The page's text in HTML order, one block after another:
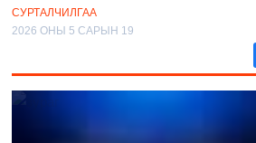
СУРТАЛЧИЛГАА
2026 ОНЫ 5 САРЫН 19